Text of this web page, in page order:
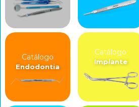
Catálogo
Endodontia
Catálogo
Implante